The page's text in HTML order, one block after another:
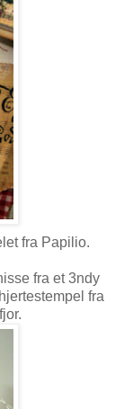
fra Papilio.
fra et 3ndy
fra